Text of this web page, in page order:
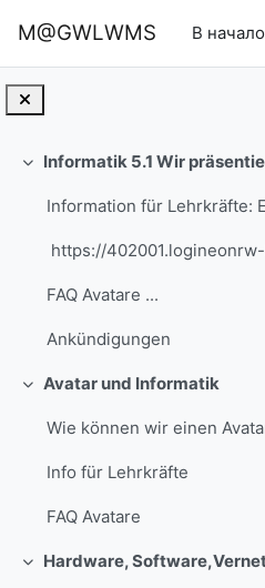
M@GWLWMS В начало
Свернуть
FAQ Avatare ...
Ankündigungen
Свернуть
Avatar und Informatik
Info für Lehrkräfte
FAQ Avatare
Свернуть